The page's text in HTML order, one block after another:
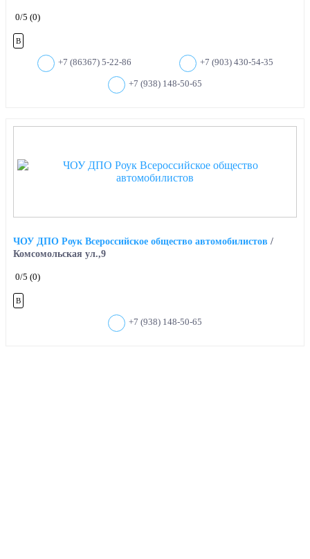
0/5 (0)
B
+7 (86367) 5-22-86 +7 (903) 430-54-35
+7 (938) 148-50-65
ЧОУ ДПО Роук Всероссийское общество автомобилистов /
Комсомольская ул.,9
0/5 (0)
B
+7 (938) 148-50-65